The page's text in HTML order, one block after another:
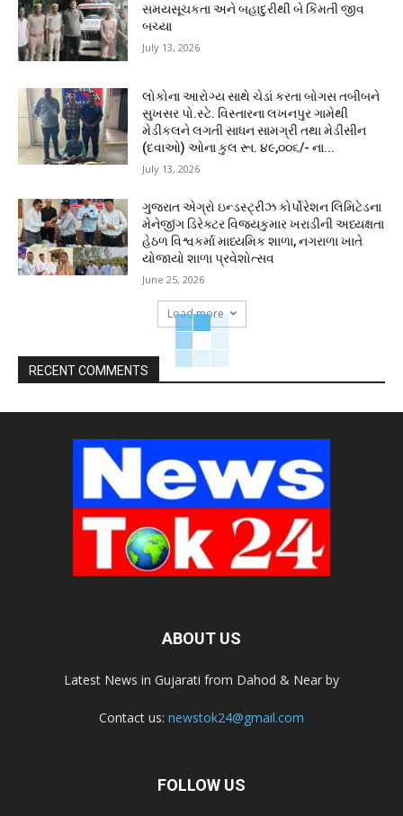
સમયસૂચકતા અને બહાદુરીથી બે કિંમતી જીવ
બચ્યા
July 13, 2026
લોકોના આરોગ્ય સાથે ચેડાં કરતા બોગસ તબીબને
સુખસર પો.સ્ટે. વિસ્તારના લખનપુર ગામેથી
મેડીકલને લગતી સાધન સામગ્રી તથા મેડીસીન
(દવાઓ) ઓના કુલ રૂા. ૪૯,૦૦૬/- ના...
July 13, 2026
ગુજરાત એગ્રો ઇન્ડસ્ટ્રીઝ કોર્પોરેશન લિમિટેડના
મેનેજીંગ ડિરેક્ટર વિજયકુમાર ખરાડીની અધ્યક્ષતા
હેઠળ વિશ્વકર્મા માધ્યમિક શાળા, નગરાળા ખાતે
યોજાયો શાળા પ્રવેશોત્સવ
June 25, 2026
Load more
RECENT COMMENTS
ABOUT US
Latest News in Gujarati from Dahod & Near by
Contact us: newstok24@gmail.com
FOLLOW US